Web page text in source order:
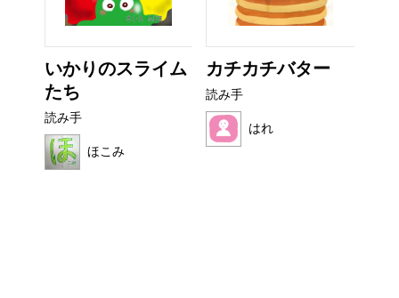
いかりのスライム
たち
読み手
ほこみ
カチカチバター
読み手
はれ